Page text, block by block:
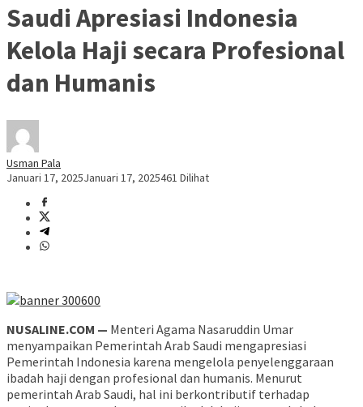
Saudi Apresiasi Indonesia
Kelola Haji secara Profesional
dan Humanis
Usman Pala
Januari 17, 2025Januari 17, 2025461 Dilihat
NUSALINE.COM — Menteri Agama Nasaruddin Umar
menyampaikan Pemerintah Arab Saudi mengapresiasi
Pemerintah Indonesia karena mengelola penyelenggaraan
ibadah haji dengan profesional dan humanis. Menurut
pemerintah Arab Saudi, hal ini berkontributif terhadap